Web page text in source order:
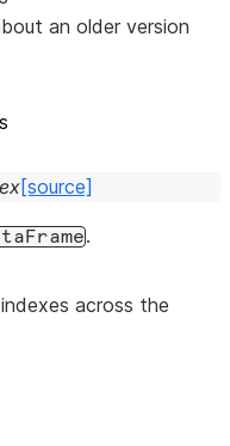
an older version
[source]
.
across the